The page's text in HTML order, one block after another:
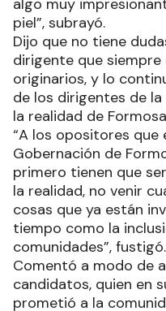
algo muy
piel”, subrayó.
Dijo que no tiene
dirigente que
originarios, y lo
de los dirigentes de
la realidad de
“A los opositores que
Gobernación de
primero tienen que
la realidad, no venir
cosas que ya están
tiempo como la
comunidades”, fustigó.
Comentó a modo de
candidatos, quien en
prometió a la